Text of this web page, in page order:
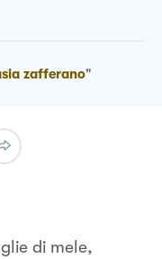
zafferano"
di mele,